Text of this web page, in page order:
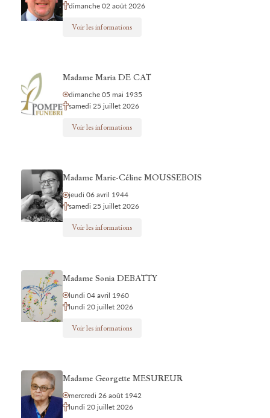
dimanche 02 août 2026
Voir les informations
Madame Maria DE CAT
dimanche 05 mai 1935
samedi 25 juillet 2026
Voir les informations
Madame Marie-Céline MOUSSEBOIS
jeudi 06 avril 1944
samedi 25 juillet 2026
Voir les informations
Madame Sonia DEBATTY
lundi 04 avril 1960
lundi 20 juillet 2026
Voir les informations
Madame Georgette MESUREUR
mercredi 26 août 1942
lundi 20 juillet 2026